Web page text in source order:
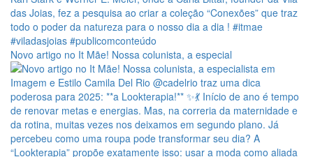
Novo artigo no It Mãe! Nossa colunista, a especial